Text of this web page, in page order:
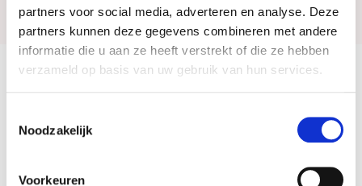
partners voor social media, adverteren en analyse. Deze
partners kunnen deze gegevens combineren met andere
informatie die u aan ze heeft verstrekt of die ze hebben
verzameld op basis van uw gebruik van hun services.
Noodzakelijk
Voorkeuren
Wilsbeschikking boekje voor
Voor het vastleggen van uw persoonlijke wensen. Vraag